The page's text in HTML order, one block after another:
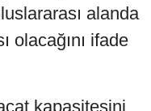
alanda
olacağını ifade
kapasitesini